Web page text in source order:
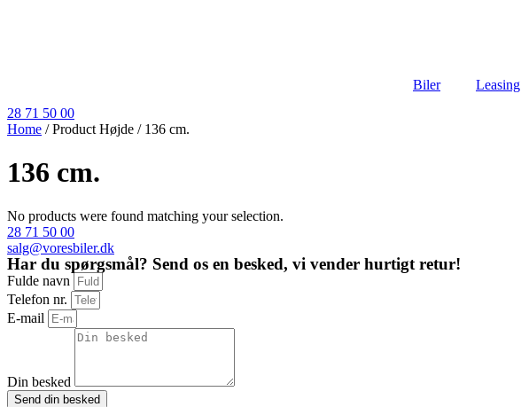
Biler Leasing
28 71 50 00
Home / Product Højde / 136 cm.
136 cm.
No products were found matching your selection.
28 71 50 00
salg@voresbiler.dk
Har du spørgsmål? Send os en besked, vi vender hurtigt retur!
Fulde navn
Telefon nr.
E-mail
Din besked
Send din besked